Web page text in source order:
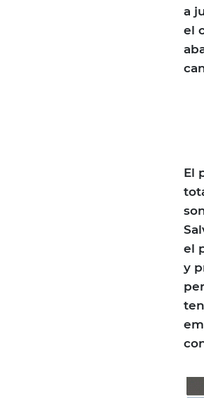
a
el
El
el
y